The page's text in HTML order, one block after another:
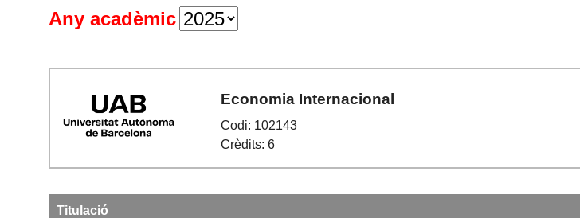
Any acadèmic
Economia Internacional
Codi: 102143
Crèdits: 6
Titulació